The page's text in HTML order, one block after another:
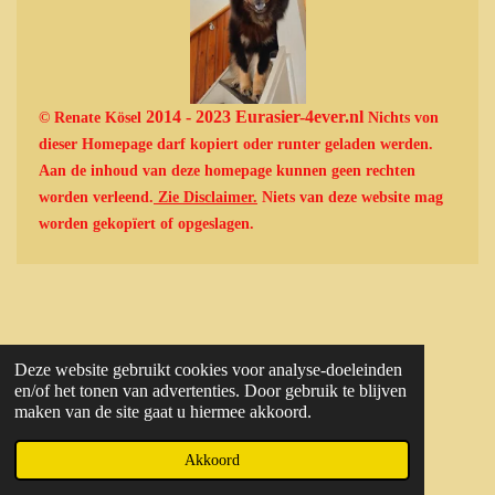
Deze website gebruikt cookies voor analyse-doeleinden
en/of het tonen van advertenties. Door gebruik te blijven
maken van de site gaat u hiermee akkoord.
Akkoord
© Renate Kösel 2014 - 2023 Eurasier-4ever.nl Nichts von
dieser Homepage darf kopiert oder runter geladen werden.
Aan de inhoud van deze homepage kunnen geen rechten
worden verleend. Zie Disclaimer. Niets van deze website mag
worden gekopïert of opgeslagen.